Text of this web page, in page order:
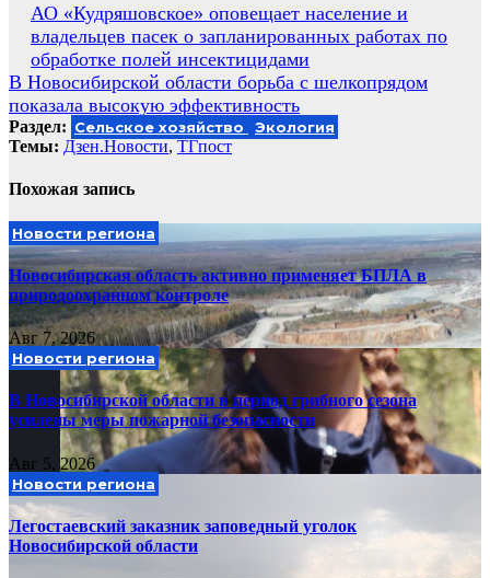
Навигация
по
записям
АО «Кудряшовское» оповещает население и
владельцев пасек о запланированных работах по
обработке полей инсектицидами
В Новосибирской области борьба с шелкопрядом
показала высокую эффективность
Раздел: Сельское хозяйство Экология
Темы: Дзен.Новости, ТГпост
Похожая запись
Новости региона
Новосибирская область активно применяет БПЛА в
природоохранном контроле
Авг 7, 2026
Новости региона
В Новосибирской области в период грибного сезона
усилены меры пожарной безопасности
Авг 5, 2026
Новости региона
Легостаевский заказник заповедный уголок
Новосибирской области